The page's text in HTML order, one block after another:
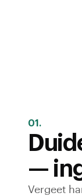
01.
—
Vergeet